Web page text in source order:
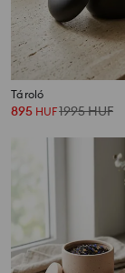
Tároló
895 HUF1995HUF